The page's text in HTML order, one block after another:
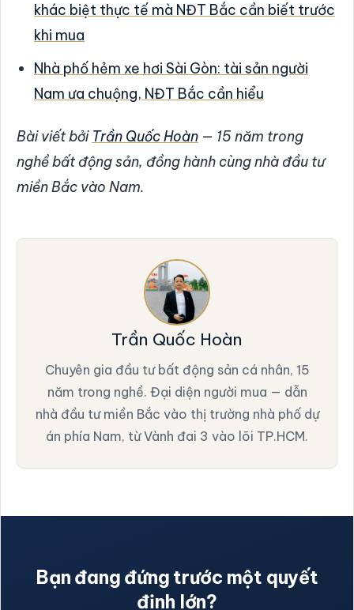
khác biệt thực tế mà NĐT Bắc cần biết trước
khi mua
Nhà phố hẻm xe hơi Sài Gòn: tài sản người
Nam ưa chuộng, NĐT Bắc cần hiểu
Bài viết bởi Trần Quốc Hoàn — 15 năm trong
nghề bất động sản, đồng hành cùng nhà đầu tư
miền Bắc vào Nam.
Trần Quốc Hoàn
Chuyên gia đầu tư bất động sản cá nhân, 15
năm trong nghề. Đại diện người mua — dẫn
nhà đầu tư miền Bắc vào thị trường nhà phố dự
án phía Nam, từ Vành đai 3 vào lõi TP.HCM.
Bạn đang đứng trước một quyết
định lớn?